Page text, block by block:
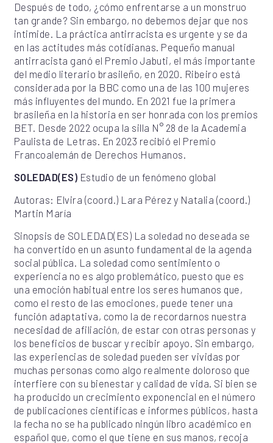
Después de todo, ¿cómo enfrentarse a un monstruo
tan grande? Sin embargo, no debemos dejar que nos
intimide. La práctica antirracista es urgente y se da
en las actitudes más cotidianas. Pequeño manual
antirracista ganó el Premio Jabuti, el más importante
del medio literario brasileño, en 2020. Ribeiro está
considerada por la BBC como una de las 100 mujeres
más influyentes del mundo. En 2021 fue la primera
brasileña en la historia en ser honrada con los premios
BET. Desde 2022 ocupa la silla N° 28 de la Academia
Paulista de Letras. En 2023 recibió el Premio
Francoalemán de Derechos Humanos.
SOLEDAD(ES) Estudio de un fenómeno global
Autoras: Elvira (coord.) Lara Pérez y Natalia (coord.)
Martin María
Sinopsis de SOLEDAD(ES) La soledad no deseada se
ha convertido en un asunto fundamental de la agenda
social pública. La soledad como sentimiento o
experiencia no es algo problemático, puesto que es
una emoción habitual entre los seres humanos que,
como el resto de las emociones, puede tener una
función adaptativa, como la de recordarnos nuestra
necesidad de afiliación, de estar con otras personas y
los beneficios de buscar y recibir apoyo. Sin embargo,
las experiencias de soledad pueden ser vividas por
muchas personas como algo realmente doloroso que
interfiere con su bienestar y calidad de vida. Si bien se
ha producido un crecimiento exponencial en el número
de publicaciones científicas e informes públicos, hasta
la fecha no se ha publicado ningún libro académico en
español que, como el que tiene en sus manos, recoja